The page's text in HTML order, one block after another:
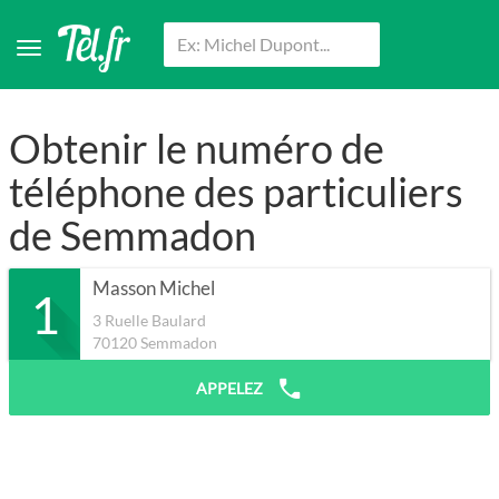
Obtenir le numéro de
téléphone des particuliers
de Semmadon
1 Masson Michel
3 Ruelle Baulard
70120Semmadon
APPELEZ